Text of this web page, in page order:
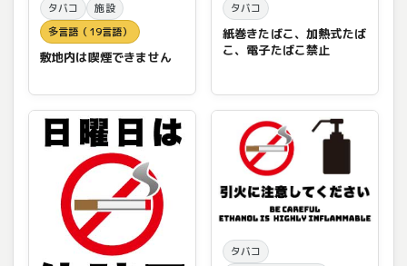
タバコ
施設
多言語（19言語）
敷地内は喫煙できません
タバコ
紙巻きたばこ、加熱式たば
こ、電子たばこ禁止
タバコ